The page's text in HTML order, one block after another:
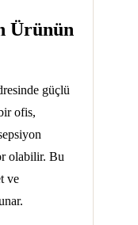
Ürünün
güçlü
ofis,
olabilir. Bu
ve